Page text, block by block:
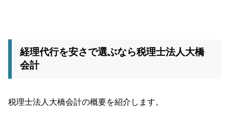
経理代行を安さで選ぶなら税理士法人大橋
会計
税理士法人大橋会計の概要を紹介します。